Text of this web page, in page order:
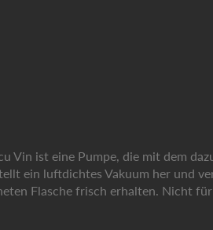
Vin ist eine Pumpe, die mit dem
ein luftdichtes Vakuum her und
Flasche frisch erhalten. Nicht